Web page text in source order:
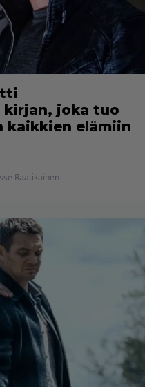
joka tuo
kaikkien elämiin
Raatikainen